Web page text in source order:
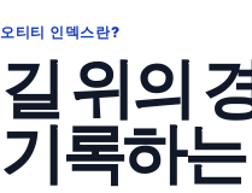
오티티 인덱스란?
길 위의
기록하